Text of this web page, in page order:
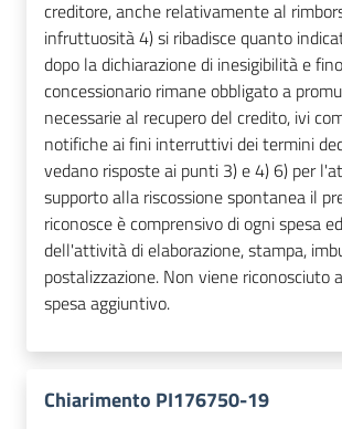
creditore, anche relativamente al
infruttuosità 4) si ribadisce quanto
dopo la dichiarazione di inesigibilità e
concessionario rimane obbligato a
necessarie al recupero del credito, ivi
notifiche ai fini interruttivi dei termini
vedano risposte ai punti 3) e 4) 6) per
supporto alla riscossione spontanea il
riconosce è comprensivo di ogni spesa
dell'attività di elaborazione, stampa,
postalizzazione. Non viene riconosciuto
spesa aggiuntivo.
Chiarimento PI176750-19